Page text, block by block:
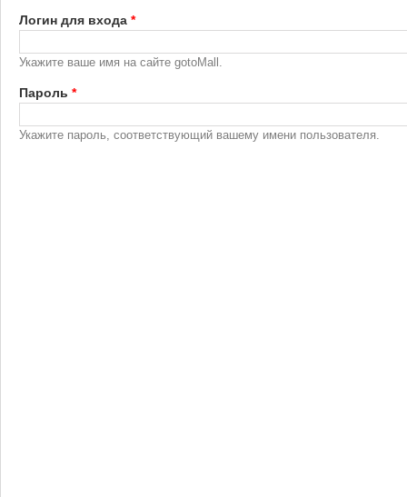
Логин для входа *
Укажите ваше имя на сайте gotoMall.
Пароль *
Укажите пароль, соответствующий вашему имени пользователя.